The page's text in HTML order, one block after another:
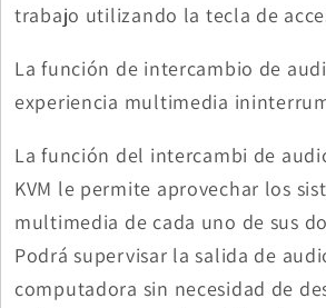
trabajo utilizando la tecla de
La función de intercambio de
experiencia multimedia
La función del intercambi de
KVM le permite aprovechar los
multimedia de cada uno de sus
Podrá supervisar la salida de
computadora sin necesidad de